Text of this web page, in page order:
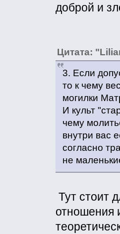
доброй и
Цитата:
3. Если
то к чему
могилки
И культ
чему
внутри вас
согласно
не
Тут стоит
отношения